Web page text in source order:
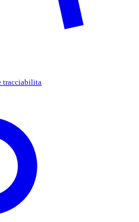
tracciabilita